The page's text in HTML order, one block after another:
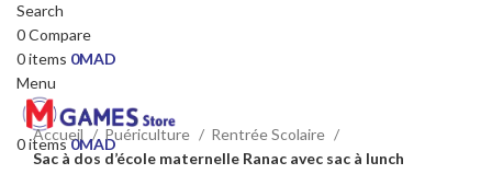
Search
0Compare
0items 0MAD
Menu
0items0MAD
Click to enlarge
Accueil Puériculture
Rentrée Scolaire
Sac à dos d’école maternelle Ranac avec sac à lunch